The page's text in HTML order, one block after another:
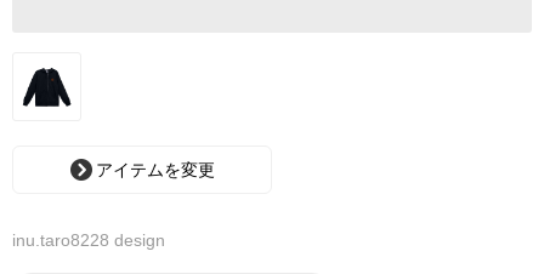
アイテムを変更
inu.taro8228 design